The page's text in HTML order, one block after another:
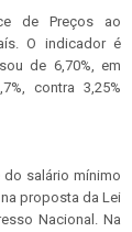
de Preços ao
O indicador é
de 6,70%, em
contra 3,25%
do salário mínimo
proposta da Lei
Nacional. Na